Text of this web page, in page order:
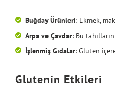
Buğday Ürünleri: Ekmek,
Arpa ve Çavdar: Bu
İşlenmiş Gıdalar: Gluten
Glutenin Etkileri